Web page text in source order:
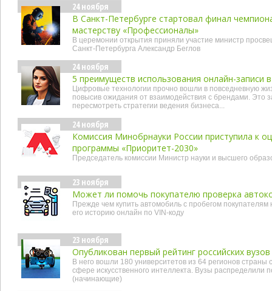
24 ноября
В Санкт-Петербурге стартовал финал
мастерству «Профессионалы»
В церемонии открытия приняли участие министр
Санкт-Петербурга Александр Беглов
24 ноября
5 преимуществ использования онлайн-записи
Цифровые технологии прочно вошли в повседневную
повысив ожидания от взаимодействия с брендами. Это
пересмотреть стратегии ведения бизнеса...
24 ноября
Комиссия Минобрнауки России приступила к
программы «Приоритет-2030»
Председатель комиссии Министр науки и высшего
23 ноября
Может ли помочь покупателю проверка
Прежде чем купить автомобиль с пробегом
его историю онлайн по VIN-коду
23 ноября
Опубликован первый рейтинг российских
В него вошли 180 университетов из 64 регионов страны
сфере искусственного интеллекта. Вузы распределили
(начинающие)